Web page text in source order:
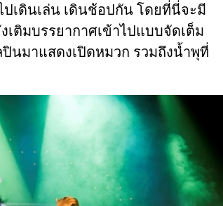
ปเดินเล่น เดินช้อปกัน โดยที่นี่จะมี
ติมบรรยากาศเข้าไปแบบจัดเต็ม
นมาแสดงเปิดหมวก รวมถึงน้ำพุที่